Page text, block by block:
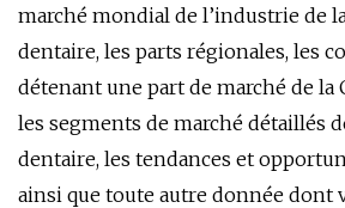
marché mondial de l’industrie de la
dentaire, les parts régionales, les
détenant une part de marché de la
les segments de marché détaillés
dentaire, les tendances et
ainsi que toute autre donnée dont